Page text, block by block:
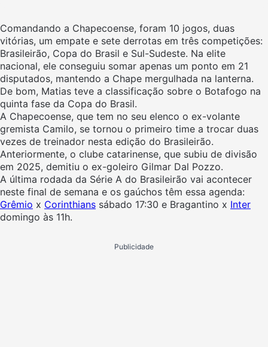
Comandando a Chapecoense, foram 10 jogos, duas
vitórias, um empate e sete derrotas em três competições:
Brasileirão, Copa do Brasil e Sul-Sudeste. Na elite
nacional, ele conseguiu somar apenas um ponto em 21
disputados, mantendo a Chape mergulhada na lanterna.
De bom, Matias teve a classificação sobre o Botafogo na
quinta fase da Copa do Brasil.
A Chapecoense, que tem no seu elenco o ex-volante
gremista Camilo, se tornou o primeiro time a trocar duas
vezes de treinador nesta edição do Brasileirão.
Anteriormente, o clube catarinense, que subiu de divisão
em 2025, demitiu o ex-goleiro Gilmar Dal Pozzo.
A última rodada da Série A do Brasileirão vai acontecer
neste final de semana e os gaúchos têm essa agenda:
Grêmio x Corinthians sábado 17:30 e Bragantino x Inter
domingo às 11h.
Publicidade